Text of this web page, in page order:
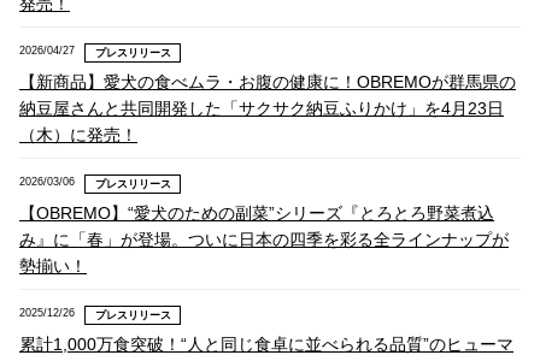
2026/04/27 プレスリリース
【新商品】愛犬の食べムラ・お腹の健康に！OBREMOが群馬県の
納豆屋さんと共同開発した「サクサク納豆ふりかけ」を4月23日
（木）に発売！
2026/03/06 プレスリリース
【OBREMO】“愛犬のための副菜”シリーズ『とろとろ野菜煮込
み』に「春」が登場。ついに日本の四季を彩る全ラインナップが
勢揃い！
2025/12/26 プレスリリース
累計1,000万食突破！“人と同じ食卓に並べられる品質”のヒューマ